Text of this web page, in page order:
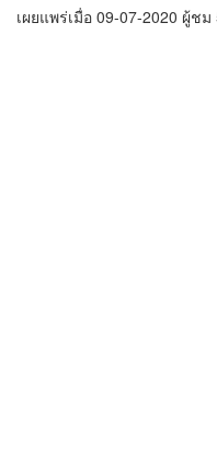
เผยแพร่เมื่อ 09-07-2020 ผู้ชม